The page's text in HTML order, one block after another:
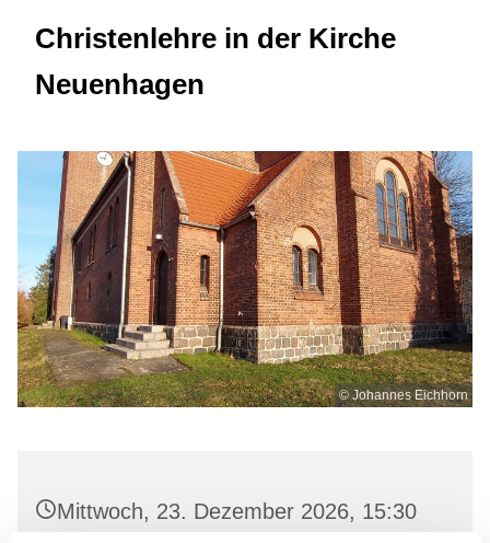
Christenlehre in der Kirche
Neuenhagen
© Johannes Eichhorn
Mittwoch, 23. Dezember 2026, 15:30